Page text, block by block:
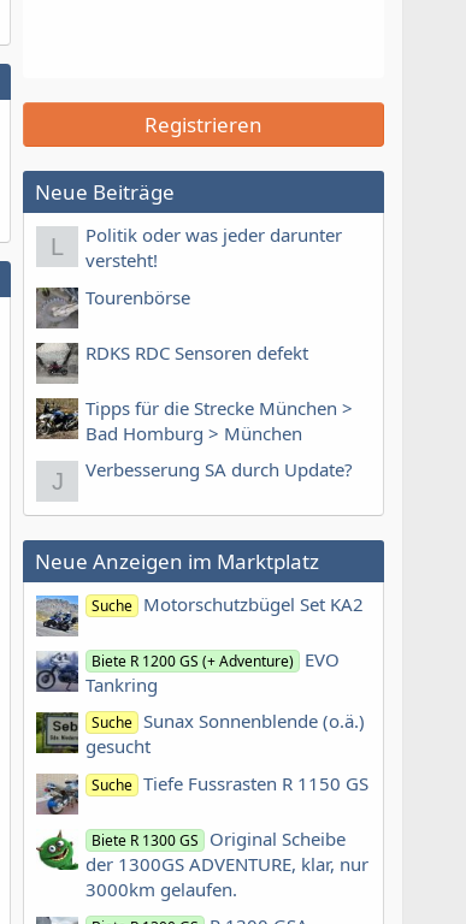
Registrieren
Neue Beiträge
L
Politik oder was jeder darunter
versteht!
Tourenbörse
RDKS RDC Sensoren defekt
Tipps für die Strecke München >
Bad Homburg > München
J Verbesserung SA durch Update?
Neue Anzeigen im Marktplatz
Suche Motorschutzbügel Set KA2
Biete R 1200 GS (+ Adventure) EVO
Tankring
Suche Sunax Sonnenblende (o.ä.)
gesucht
Suche Tiefe Fussrasten R 1150 GS
Biete R 1300 GS
Original Scheibe
der 1300GS ADVENTURE, klar, nur
3000km gelaufen.